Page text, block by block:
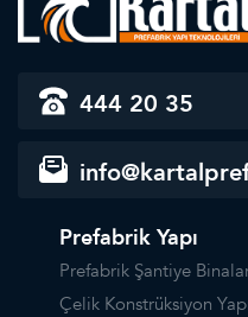
444 20 35
Prefabrik Yapı
Prefabrik Şantiye
Çelik Konstrüksiyon